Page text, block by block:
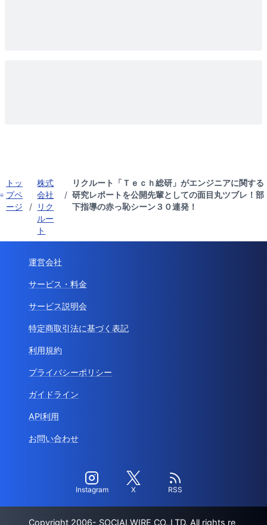
トッ
プペ
ージ
/
株式
会社
リク
ルー
ト
/
リクルート「Ｔｅｃｈ総研」がエンジニアに関する
研究レポートを公開先輩としての面目丸ツブレ！部
下指導の赤っ恥シーン３０連発！
運営会社
サービス・料金
サービス説明会
特定商取引法に基づく表記
利用規約
プライバシーポリシー
ガイドライン
API利用
お問い合わせ
Instagram X RSS
Copyright 2006- SOCIALWIRE CO.,LTD. All rights re